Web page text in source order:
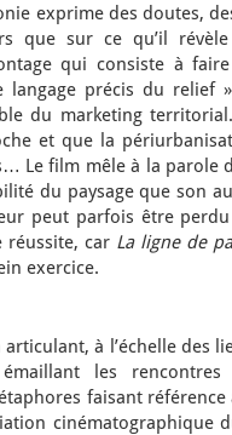
exprime des doutes,
que sur ce qu’il
qui consiste à
précis du relief
du marketing
et que la
Le film mêle à la parole
du paysage que son
peut parfois être
réussite, car La ligne de
exercice.
à l’échelle des
les rencontres
faisant référence
cinématographique